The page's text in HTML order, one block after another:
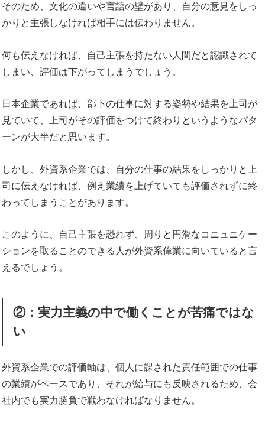
そのため、文化の違いや言語の壁があり、自分の意見をしっ
かりと主張しなければ相手には伝わりません。
何も伝えなければ、自己主張を持たない人間だと認識されて
しまい、評価は下がってしまうでしょう。
日本企業であれば、部下の仕事に対する姿勢や結果を上司が
見ていて、上司がその評価をつけて終わりというようなパタ
ーンが大半だと思います。
しかし、外資系企業では、自分の仕事の結果をしっかりと上
司に伝えなければ、例え業績を上げていても評価されずに終
わってしまうことがあります。
このように、自己主張を恐れず、周りと円滑なコニュニケー
ションを取ることのできる人が外資系偉業に向いていると言
えるでしょう。
②：実力主義の中で働くことが苦痛ではな
い
外資系企業での評価軸は、個人に課された責任範囲での仕事
の業績がベースであり、それが給与にも反映されるため、会
社内でも実力勝負で戦わなければなりません。